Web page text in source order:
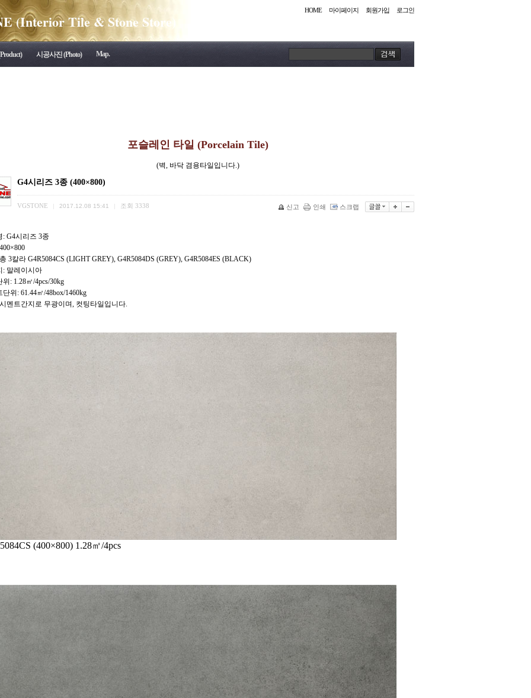
(Interior Tile & Stone Store)
HOME 마이페이지 회원가입 로그인
시공사진 (Photo) Map.
포슬레인 타일 (Porcelain Tile)
(벽, 바닥 겸용타일입니다.)
G4시리즈 3종 (400×800)
VGSTONE 2017.12.08 15:41 조회 3338 신고 인쇄 스크랩
: G4시리즈 3종
3칼라 G4R5084CS (LIGHT GREY), G4R5084DS (GREY), G4R5084ES (BLACK)
: 말레이시아
위: 1.28㎡/4pcs/30kg
단위: 61.44㎡/48box/1460kg
멘트간지로 무광이며, 컷팅타일입니다.
(400×800) 1.28㎡/4pcs